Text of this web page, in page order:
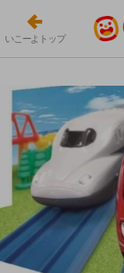
いこーよトップ